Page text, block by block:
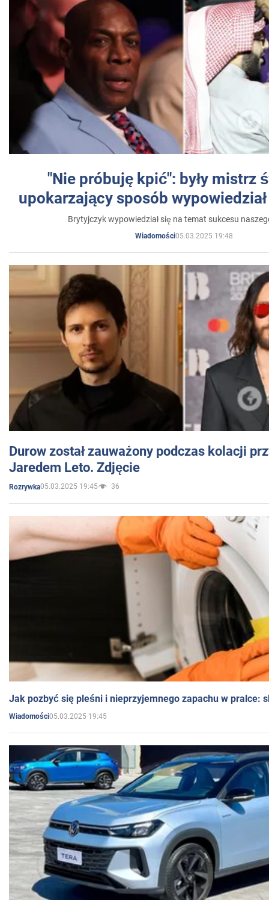
"Nie próbuję kpić": były mistrz
upokarzający sposób
Brytyjczyk wypowiedział się na temat sukcesu
Wiadomości05.03.2025 19:48
Durow został zauważony podczas kolacji
Jaredem Leto. Zdjęcie
Rozrywka05.03.2025 19:45 36
Jak pozbyć się pleśni i nieprzyjemnego zapachu w pralce:
Wiadomości05.03.2025 19:45